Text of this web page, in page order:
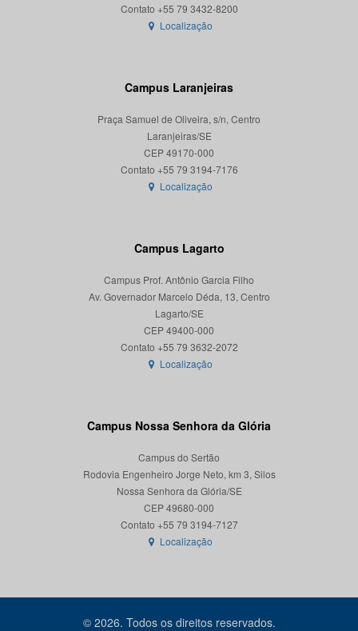
Localização
Campus Laranjeiras
Praça Samuel de Oliveira, s/n, Centro
Laranjeiras/SE
CEP 49170-000
Localização
Campus Lagarto
Campus Prof. Antônio Garcia Filho
Av. Governador Marcelo Déda, 13, Centro
Lagarto/SE
CEP 49400-000
Localização
Campus Nossa Senhora da Glória
Campus do Sertão
Rodovia Engenheiro Jorge Neto, km 3, Silos
Nossa Senhora da Glória/SE
CEP 49680-000
Contato +55 79 3194-7127
Localização
© 2026. Todos os direitos reservados.